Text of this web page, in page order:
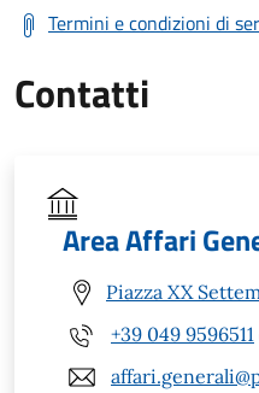
Termini e condizioni di
Contatti
Area Affari
Piazza XX
+39 049 9596511